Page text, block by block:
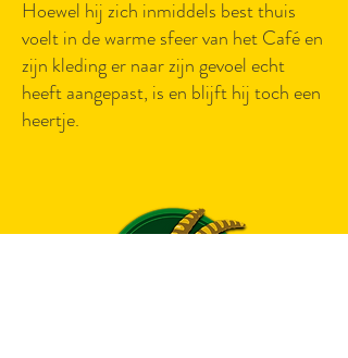
Hoewel hij zich inmiddels best thuis
voelt in de warme sfeer van het Café en
zijn kleding er naar zijn gevoel echt
heeft aangepast, is en blijft hij toch een
heertje.